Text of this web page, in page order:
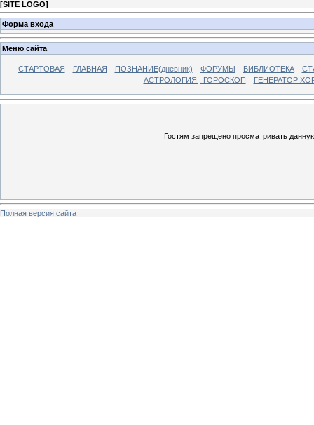
[SITE LOGO]
Форма входа
Меню сайта
СТАРТОВАЯ ГЛАВНАЯ ПОЗНАНИЕ(дневник) ФОРУМЫ БИБЛИОТЕКА
АСТРОЛОГИЯ , ГОРОСКОП
ГЕНЕРАТОР
Гостям запрещено просматривать
Полная версия сайта